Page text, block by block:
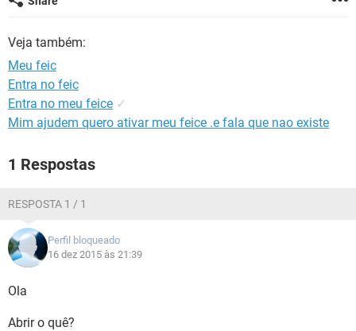
GUIA DE COMPRAS
Veja também:
Meu feic
Entra no feic
Entra no meu feice ✓
Mim ajudem quero ativar meu feice .e fala que nao existe
1 Respostas
RESPOSTA 1 / 1
Perfil bloqueado
16 dez 2015 às 21:39
Ola
Abrir o quê?